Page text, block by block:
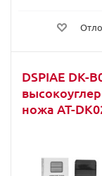
DSPIAE DK-
ножа AT-